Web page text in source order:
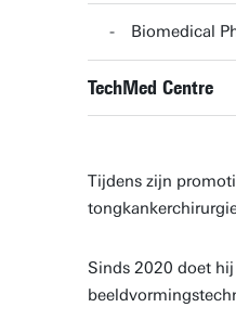
Biomedical
TechMed Centre
Tijdens zijn
Sinds 2020 doet